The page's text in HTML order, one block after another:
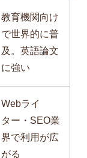
教育機関向け
で世界的に普
及。英語論文
に強い
Webライ
ター・SEO業
界で利用が広
がる